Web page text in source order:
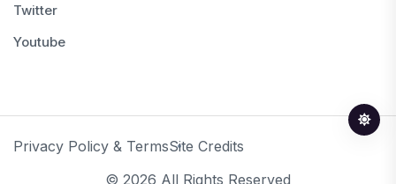
Twitter
Youtube
Privacy Policy & TermsSite Credits
© 2026 All Rights Reserved